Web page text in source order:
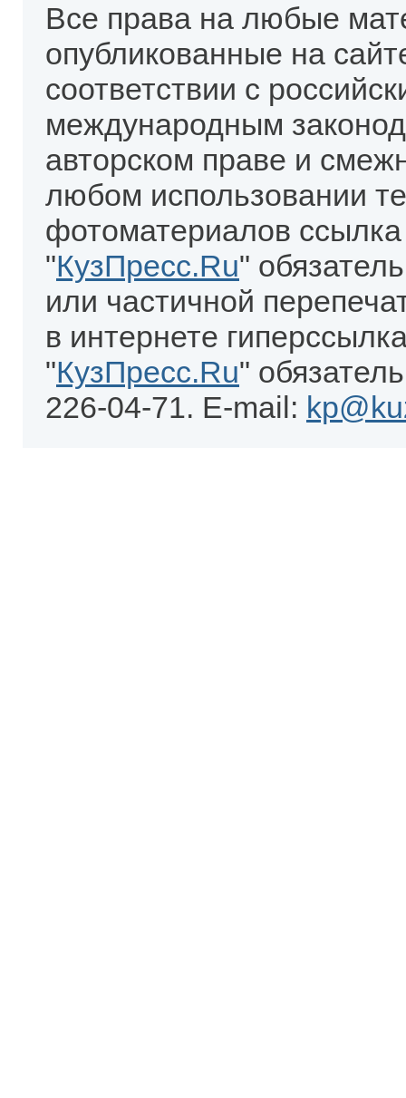
Все права на любые
опубликованные на
соответствии с
международным
авторском праве и
любом использовании
фотоматериалов
"КузПресс.Ru"
или частичной
в интернете
"КузПресс.Ru"
226-04-71. E-mail: